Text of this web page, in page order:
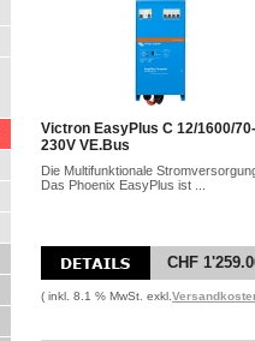
Victron EasyPlus C 12/1600/
230V VE.Bus
Die Multifunktionale
Das Phoenix EasyPlus ist ...
CHF
( inkl. 8.1 % MwSt. exkl.